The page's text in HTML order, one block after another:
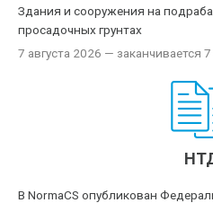
Здания и сооружения на
просадочных грунтах
7 августа 2026 — заканчивается
В NormaCS опубликован